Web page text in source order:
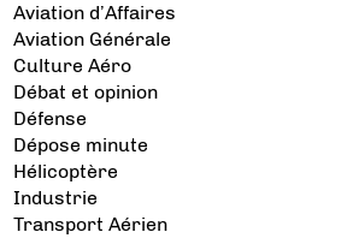
Aviation d’Affaires
Aviation Générale
Culture Aéro
Débat et opinion
Défense
Dépose minute
Hélicoptère
Industrie
Transport Aérien